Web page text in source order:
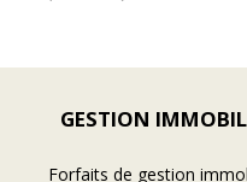
GESTION
Forfaits de gestion